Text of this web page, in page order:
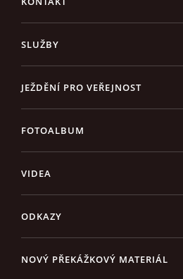
SLUŽBY
JEŽDĚNÍ PRO VEŘEJNOST
FOTOALBUM
VIDEA
ODKAZY
NOVÝ PŘEKÁŽKOVÝ MATERIÁL